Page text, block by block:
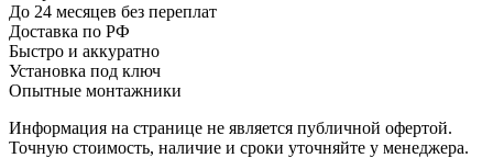
До 24 месяцев без переплат
Доставка по РФ
Быстро и аккуратно
Установка под ключ
Опытные монтажники
Информация на странице не является публичной офертой.
Точную стоимость, наличие и сроки уточняйте у менеджера.